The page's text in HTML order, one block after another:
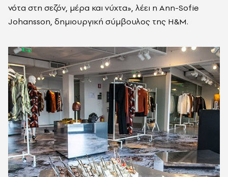
νότα στη σεζόν, μέρα και νύχτα», λέει η Ann-Sofie
Johansson, δημιουργική σύμβουλος της H&M.